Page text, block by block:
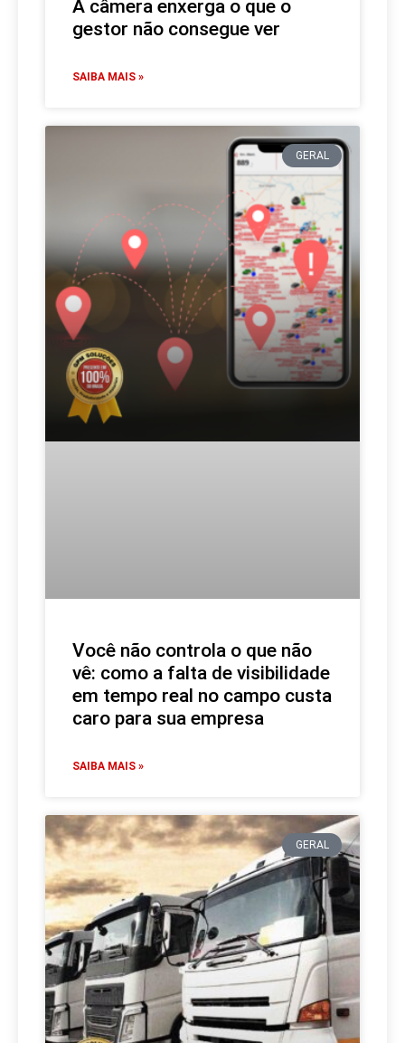
A câmera enxerga o que o
gestor não consegue ver
SAIBA MAIS »
GERAL
Você não controla o que não
vê: como a falta de visibilidade
em tempo real no campo custa
caro para sua empresa
SAIBA MAIS »
GERAL